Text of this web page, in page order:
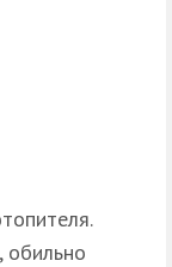
обильно